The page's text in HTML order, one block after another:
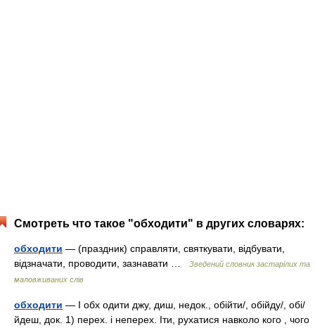
Смотреть что такое "обходити" в других словарях:
обходити — (праздник) справляти, святкувати, відбувати,
відзначати, проводити, зазнавати …
Зведений словник застарілих та
маловживаних слів
обходити — I обх одити джу, диш, недок., обійти/, обійду/, обі/
йдеш, док. 1) перех. і неперех. Іти, рухатися навколо кого , чого